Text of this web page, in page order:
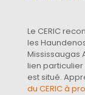
Le CERIC
les
Mississaugas
lien
est situé.
du CERIC à